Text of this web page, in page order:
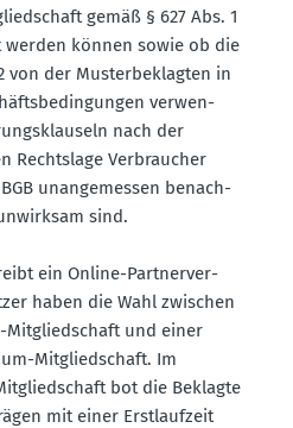
gemäß § 627 Abs. 1
werden können sowie ob die
von der Muster­be­klagten in
verwen­
nach der
Rechtslage Verbraucher
BGB unange­messen benach­
sind.
ein Online-Partner­ver­
haben die Wahl zwischen
Mitglied­schaft und einer
Mitglied­schaft. Im
bot die Beklagte
mit einer Erstlaufzeit